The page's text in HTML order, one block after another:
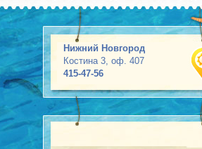
Нижний Новгород
Костина 3, оф. 407
415-47-56